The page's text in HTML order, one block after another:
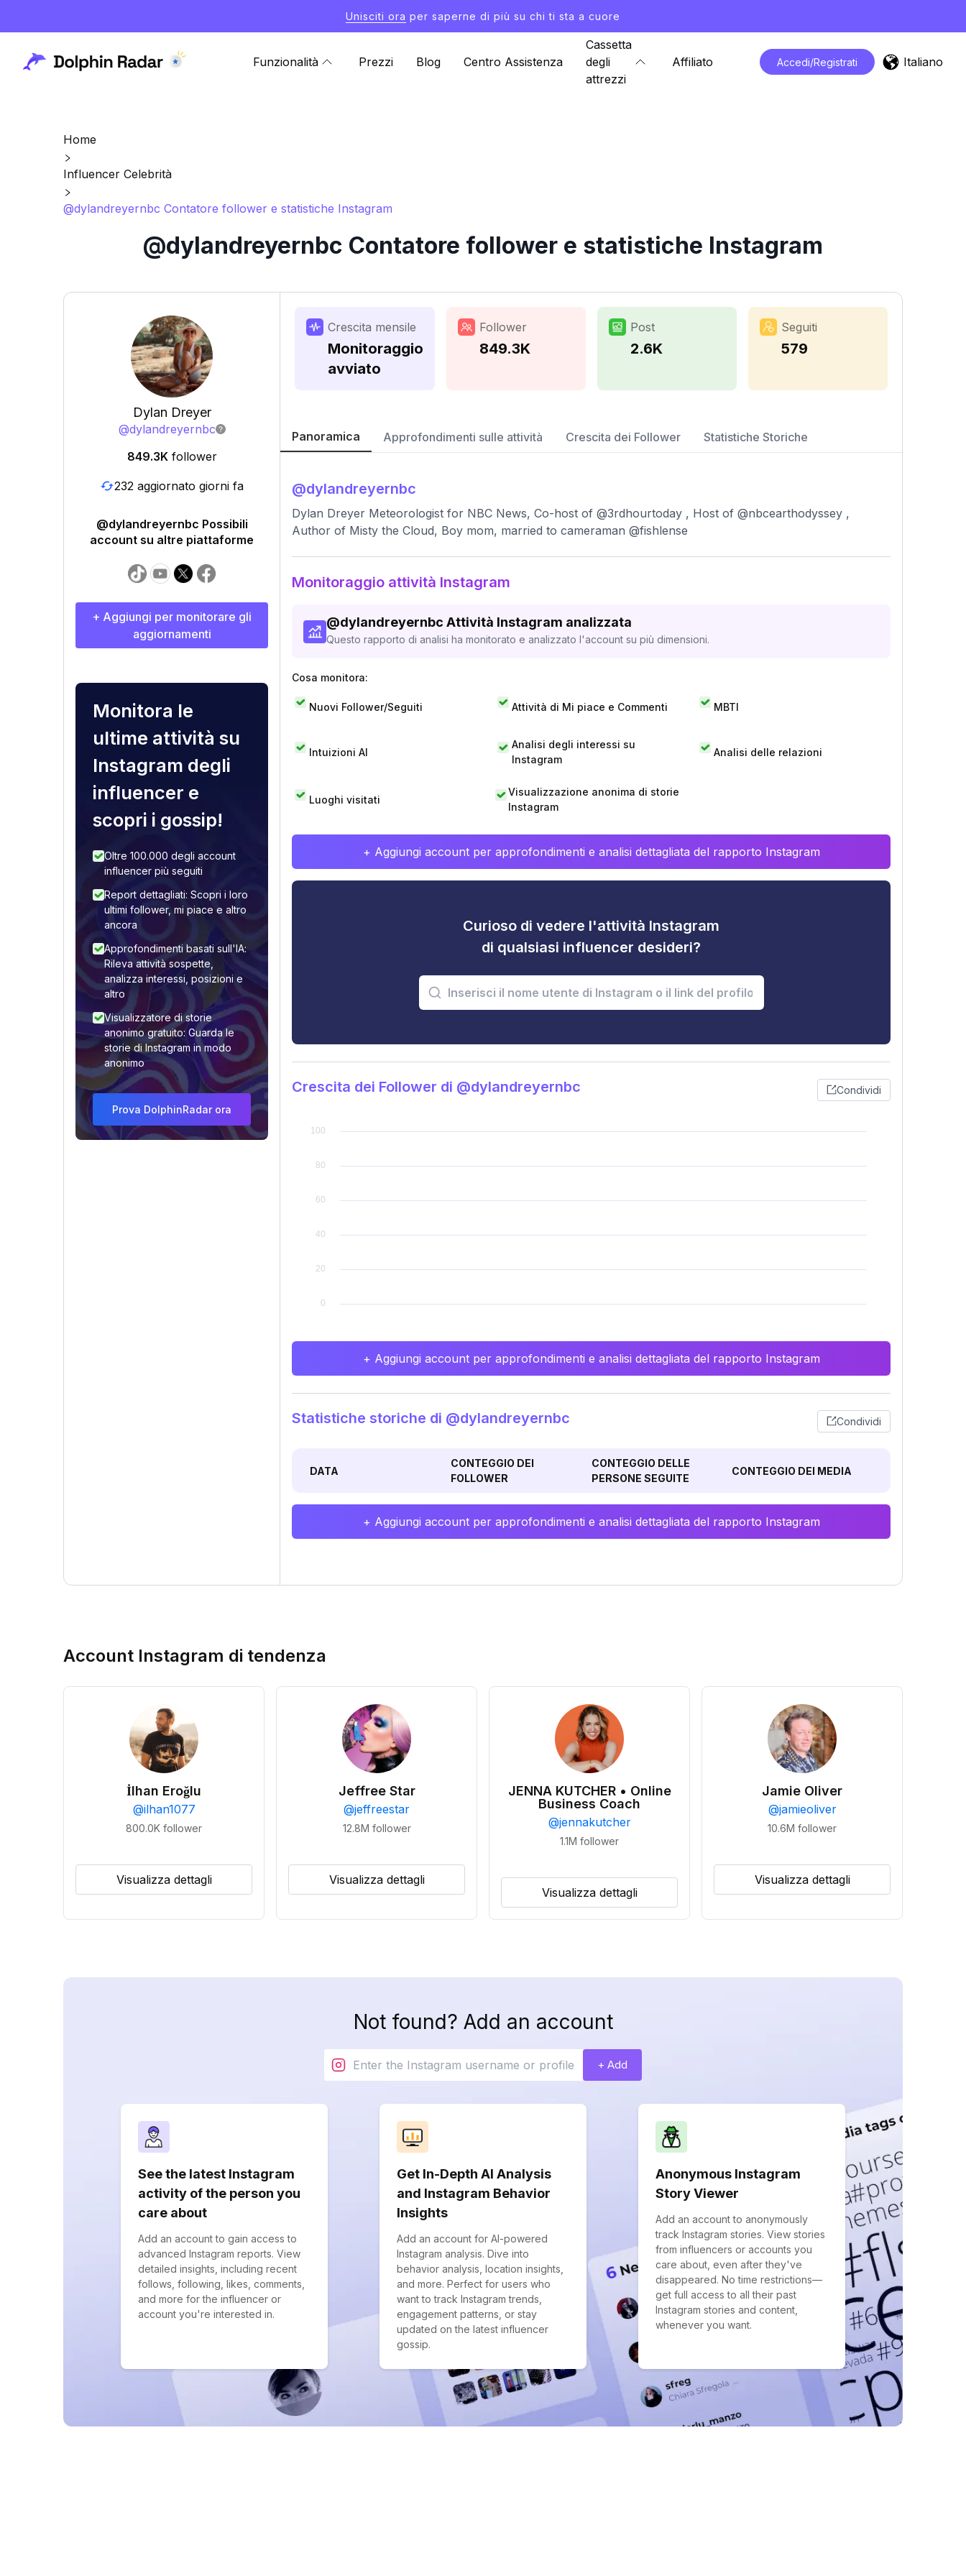
Unisciti ora per saperne di più su chi ti sta a cuore
Funzionalità Prezzi Blog Centro Assistenza
Cassetta
degli
attrezzi
Affiliato Accedi/Registrati Italiano
Home
Influencer Celebrità
@dylandreyernbc Contatore follower e statistiche Instagram
@dylandreyernbc Contatore follower e statistiche Instagram
Dylan Dreyer
@dylandreyernbc
849.3K follower
232 aggiornato giorni fa
@dylandreyernbc Possibili
account su altre piattaforme
+ Aggiungi per monitorare gli
aggiornamenti
Monitora le
ultime attività su
Instagram degli
influencer e
scopri i gossip!
Oltre 100.000 degli account
influencer più seguiti
Report dettagliati: Scopri i loro
ultimi follower, mi piace e altro
ancora
Approfondimenti basati sull'IA:
Rileva attività sospette,
analizza interessi, posizioni e
altro
Visualizzatore di storie
anonimo gratuito: Guarda le
storie di Instagram in modo
anonimo
Prova DolphinRadar ora
Crescita mensile
Monitoraggio
avviato
Follower
849.3K
Post
2.6K
Seguiti
579
Panoramica Approfondimenti sulle attività Crescita dei Follower Statistiche Storiche
@dylandreyernbc
Dylan Dreyer Meteorologist for NBC News, Co-host of @3rdhourtoday , Host of @nbcearthodyssey ,
Author of Misty the Cloud, Boy mom, married to cameraman @fishlense
Monitoraggio attività Instagram
@dylandreyernbc Attività Instagram analizzata
Questo rapporto di analisi ha monitorato e analizzato l'account su più dimensioni.
Cosa monitora:
Nuovi Follower/Seguiti Attività di Mi piace e Commenti MBTI
Intuizioni AI
Analisi degli interessi su
Instagram
Analisi delle relazioni
Luoghi visitati
Visualizzazione anonima di storie
Instagram
+ Aggiungi account per approfondimenti e analisi dettagliata del rapporto Instagram
Curioso di vedere l'attività Instagram
di qualsiasi influencer desideri?
Crescita dei Follower di @dylandreyernbc Condividi
+ Aggiungi account per approfondimenti e analisi dettagliata del rapporto Instagram
Statistiche storiche di @dylandreyernbc Condividi
DATA
CONTEGGIO DEI
FOLLOWER
CONTEGGIO DELLE
PERSONE SEGUITE
CONTEGGIO DEI MEDIA
+ Aggiungi account per approfondimenti e analisi dettagliata del rapporto Instagram
Account Instagram di tendenza
İlhan Eroğlu
@ilhan1077
800.0K follower
Visualizza dettagli
Jeffree Star
@jeffreestar
12.8M follower
Visualizza dettagli
JENNA KUTCHER • Online
Business Coach
@jennakutcher
1.1M follower
Visualizza dettagli
Jamie Oliver
@jamieoliver
10.6M follower
Visualizza dettagli
Not found? Add an account
+ Add
See the latest Instagram
activity of the person you
care about
Add an account to gain access to
advanced Instagram reports. View
detailed insights, including recent
follows, following, likes, comments,
and more for the influencer or
account you're interested in.
Get In-Depth AI Analysis
and Instagram Behavior
Insights
Add an account for AI-powered
Instagram analysis. Dive into
behavior analysis, location insights,
and more. Perfect for users who
want to track Instagram trends,
engagement patterns, or stay
updated on the latest influencer
gossip.
Anonymous Instagram
Story Viewer
Add an account to anonymously
track Instagram stories. View stories
from influencers or accounts you
care about, even after they've
disappeared. No time restrictions—
get full access to all their past
Instagram stories and content,
whenever you want.